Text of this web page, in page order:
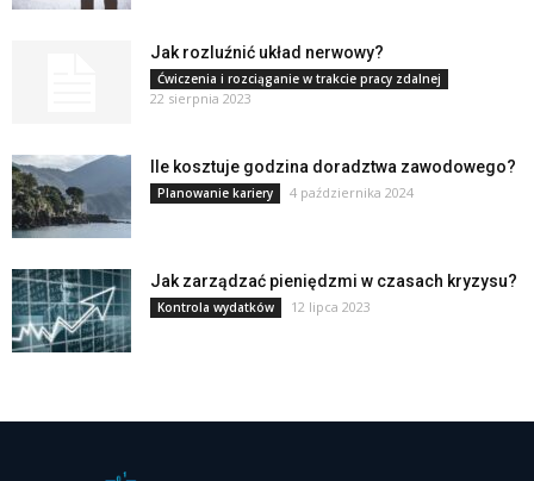
Jak rozluźnić układ nerwowy?
Ćwiczenia i rozciąganie w trakcie pracy zdalnej
22 sierpnia 2023
Ile kosztuje godzina doradztwa zawodowego?
Planowanie kariery 4 października 2024
Jak zarządzać pieniędzmi w czasach kryzysu?
Kontrola wydatków 12 lipca 2023